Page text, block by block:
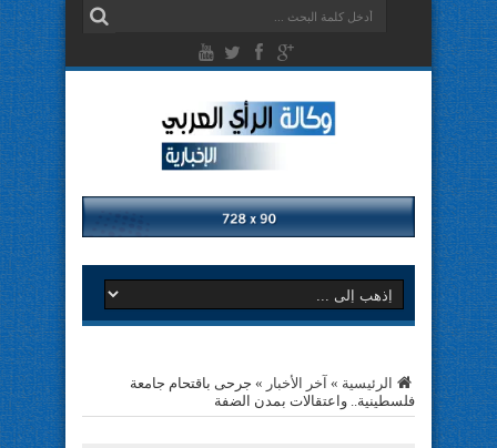
الرئيسية » آخر الأخبار » جرحى باقتحام جامعة
فلسطينية.. واعتقالات بمدن الضفة